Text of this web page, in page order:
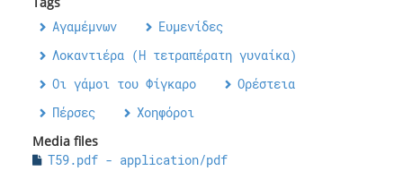
Αγαμέμνων
Ευμενίδες
Λοκαντιέρα (Η τετραπέρατη γυναίκα)
Οι γάμοι του Φίγκαρο
Ορέστεια
Πέρσες
Χοηφόροι
Media files
T59.pdf - application/pdf